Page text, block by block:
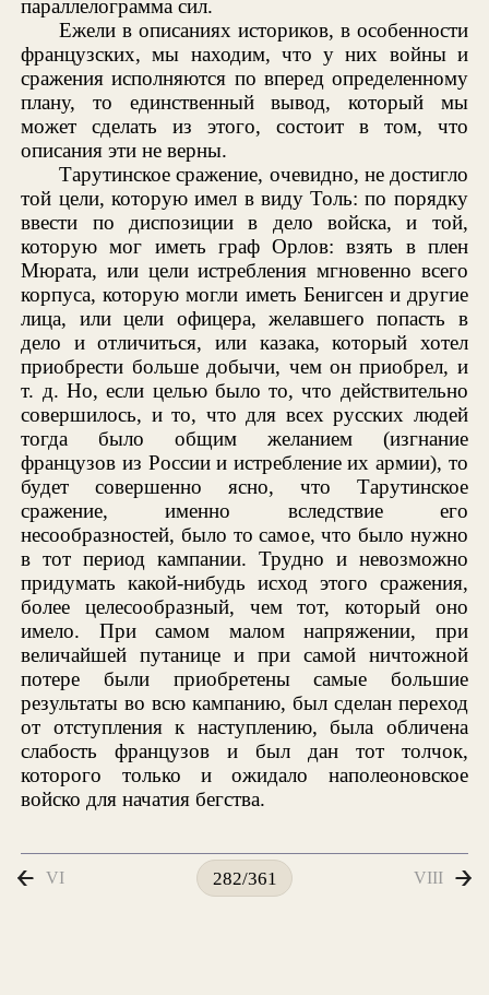
параллелограмма сил.
Ежели в описаниях историков, в особенности
французских, мы находим, что у них войны и
сражения исполняются по вперед определенному
плану, то единственный вывод, который мы
может сделать из этого, состоит в том, что
описания эти не верны.
Тарутинское сражение, очевидно, не достигло
той цели, которую имел в виду Толь: по порядку
ввести по диспозиции в дело войска, и той,
которую мог иметь граф Орлов: взять в плен
Мюрата, или цели истребления мгновенно всего
корпуса, которую могли иметь Бенигсен и другие
лица, или цели офицера, желавшего попасть в
дело и отличиться, или казака, который хотел
приобрести больше добычи, чем он приобрел, и
т. д. Но, если целью было то, что действительно
совершилось, и то, что для всех русских людей
тогда было общим желанием (изгнание
французов из России и истребление их армии), то
будет совершенно ясно, что Тарутинское
сражение, именно вследствие его
несообразностей, было то самое, что было нужно
в тот период кампании. Трудно и невозможно
придумать какой-нибудь исход этого сражения,
более целесообразный, чем тот, который оно
имело. При самом малом напряжении, при
величайшей путанице и при самой ничтожной
потере были приобретены самые большие
результаты во всю кампанию, был сделан переход
от отступления к наступлению, была обличена
слабость французов и был дан тот толчок,
которого только и ожидало наполеоновское
войско для начатия бегства.
VI 282/361 VIII